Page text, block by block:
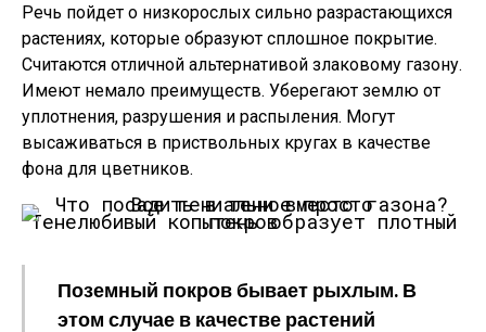
Речь пойдет о низкорослых сильно разрастающихся
растениях, которые образуют сплошное покрытие.
Считаются отличной альтернативой злаковому газону.
Имеют немало преимуществ. Уберегают землю от
уплотнения, разрушения и распыления. Могут
высаживаться в приствольных кругах в качестве
фона для цветников.
Тенелюбивый копытень образует плотный покров
Поземный покров бывает рыхлым. В
этом случае в качестве растений